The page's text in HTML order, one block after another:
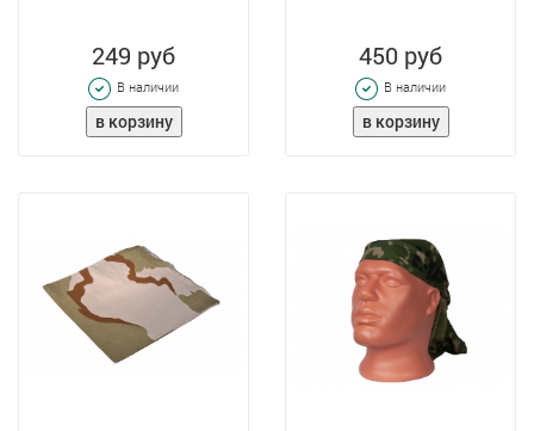
249 руб
В наличии
450 руб
В наличии